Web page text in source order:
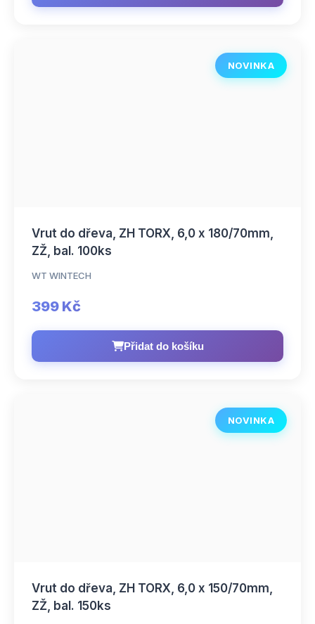
NOVINKA
Vrut do dřeva, ZH TORX, 6,0 x 180/70mm,
ZŽ, bal. 100ks
WT WINTECH
399 Kč
Přidat do košíku
NOVINKA
Vrut do dřeva, ZH TORX, 6,0 x 150/70mm,
ZŽ, bal. 150ks